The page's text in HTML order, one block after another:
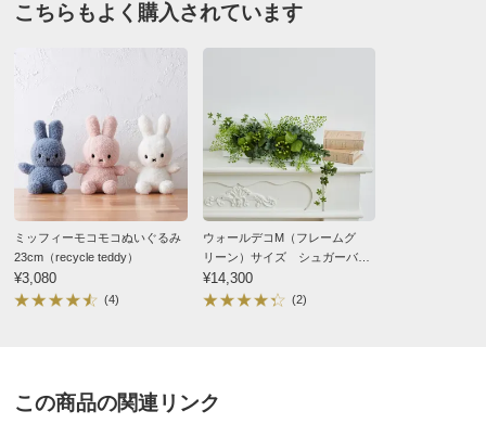
お支払い方法 送料について
■（ア）ブラック、（イ）ライトベージュ、（ウ）ライト
■素材：アセテート88％・カシミヤ12％
■原産国：中国
サイズ（cm）
サイズ記号 L
バスト 70
バスト（適応） 79～87
袖丈 60.5
愛知県
わけでは無かったと思いますが。
1度も着ないで放置するのはもったいないので繕って着
ましたが二度目の脱ぎ着の時に反対側の脇も破れまし
た。
肌触りとデザインが良いだけに残念でした。
2025/05/03
クルーネックが好きで、こちらを購入。
こちらもよく購入されています
ミッフィーモコモコぬいぐるみ
23cm（recycle teddy）
¥3,080
(4)
ウォールデコМ（フレームグ
リーン）サイズ シュガーバイ
ン×アジアンタム
¥14,300
(2)
この商品の関連リンク